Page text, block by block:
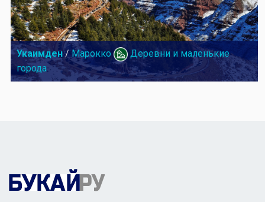
Укаимден/ Марокко
Деревни и маленькие
города